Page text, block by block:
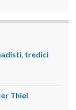
tredici
Thiel